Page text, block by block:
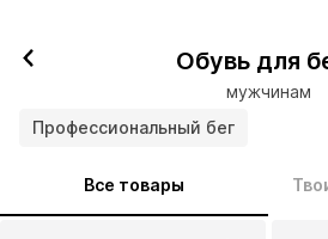
Обувь для
мужчинам
Профессиональный бег
Все товары